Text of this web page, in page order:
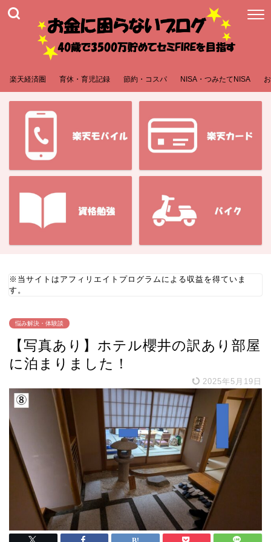
楽天経済圏 育休・育児記録 節約・コスパ NISA・つみたてNISA
※当サイトはアフィリエイトプログラムによる収益を得ていま
す。
悩み解決・体験談
【写真あり】ホテル櫻井の訳あり部屋
に泊まりました！
2025年5月19日